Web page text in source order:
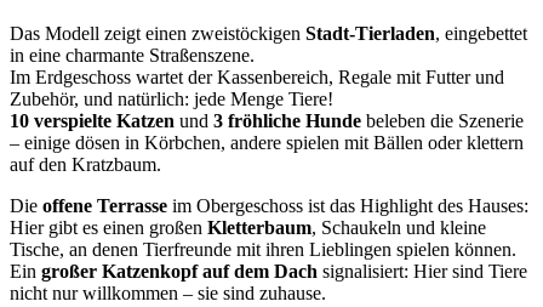
Das Modell zeigt einen zweistöckigen Stadt-Tierladen, eingebettet
in eine charmante Straßenszene.
Im Erdgeschoss wartet der Kassenbereich, Regale mit Futter und
Zubehör, und natürlich: jede Menge Tiere!
10 verspielte Katzen und 3 fröhliche Hunde beleben die Szenerie
– einige dösen in Körbchen, andere spielen mit Bällen oder klettern
auf den Kratzbaum.
Die offene Terrasse im Obergeschoss ist das Highlight des Hauses:
Hier gibt es einen großen Kletterbaum, Schaukeln und kleine
Tische, an denen Tierfreunde mit ihren Lieblingen spielen können.
Ein großer Katzenkopf auf dem Dach signalisiert: Hier sind Tiere
nicht nur willkommen – sie sind zuhause.